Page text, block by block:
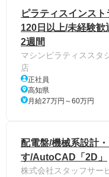
ピラティスインス
120日以上/未経験
2週間
マシンピラティススタ
店
正社員
高知県
月給27万円～60万円
配電盤/機械系設計
す/AutoCAD「2D」
株式会社スタッフサー